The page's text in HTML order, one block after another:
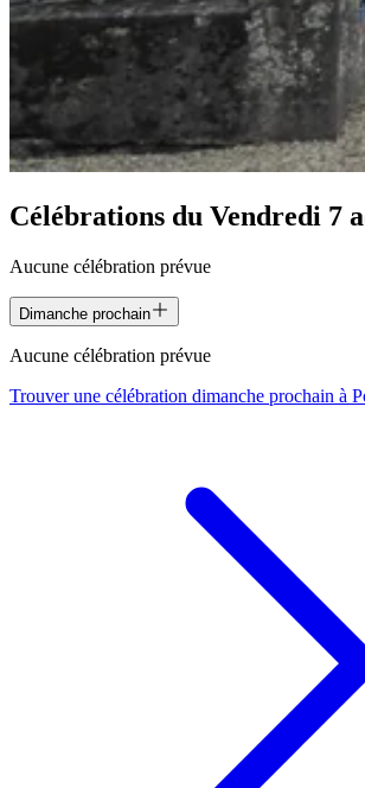
Célébrations du Vendredi 7
Aucune célébration prévue
Dimanche prochain
Aucune célébration prévue
Trouver une célébration dimanche prochain à